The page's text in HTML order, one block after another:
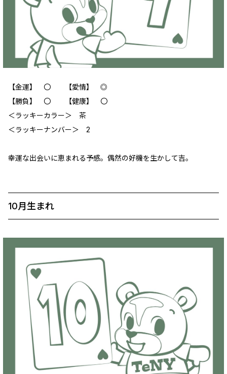
【金運】 〇 【愛情】 ◎
【勝負】 〇 【健康】 〇
＜ラッキーカラー＞ 茶
＜ラッキーナンバー＞ 2
幸運な出会いに恵まれる予感。偶然の好機を生かして吉。
10月生まれ